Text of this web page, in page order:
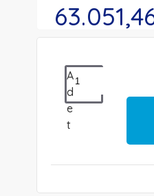
A
d
e
t